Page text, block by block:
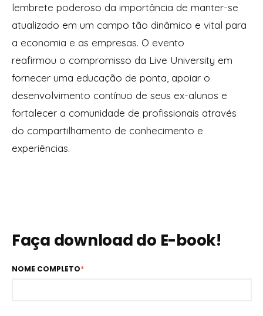
lembrete poderoso da importância de manter-se
atualizado em um campo tão dinâmico e vital para
a economia e as empresas. O evento
reafirmou o compromisso da Live University em
fornecer uma educação de ponta, apoiar o
desenvolvimento contínuo de seus ex-alunos e
fortalecer a comunidade de profissionais através
do compartilhamento de conhecimento e
experiências.
Faça download do E-book!
NOME COMPLETO*